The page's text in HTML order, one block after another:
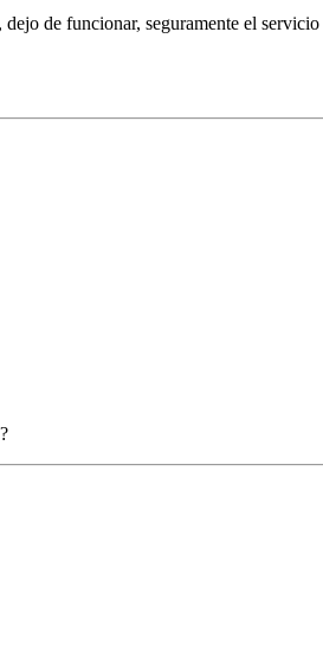
, dejo de funcionar, seguramente el